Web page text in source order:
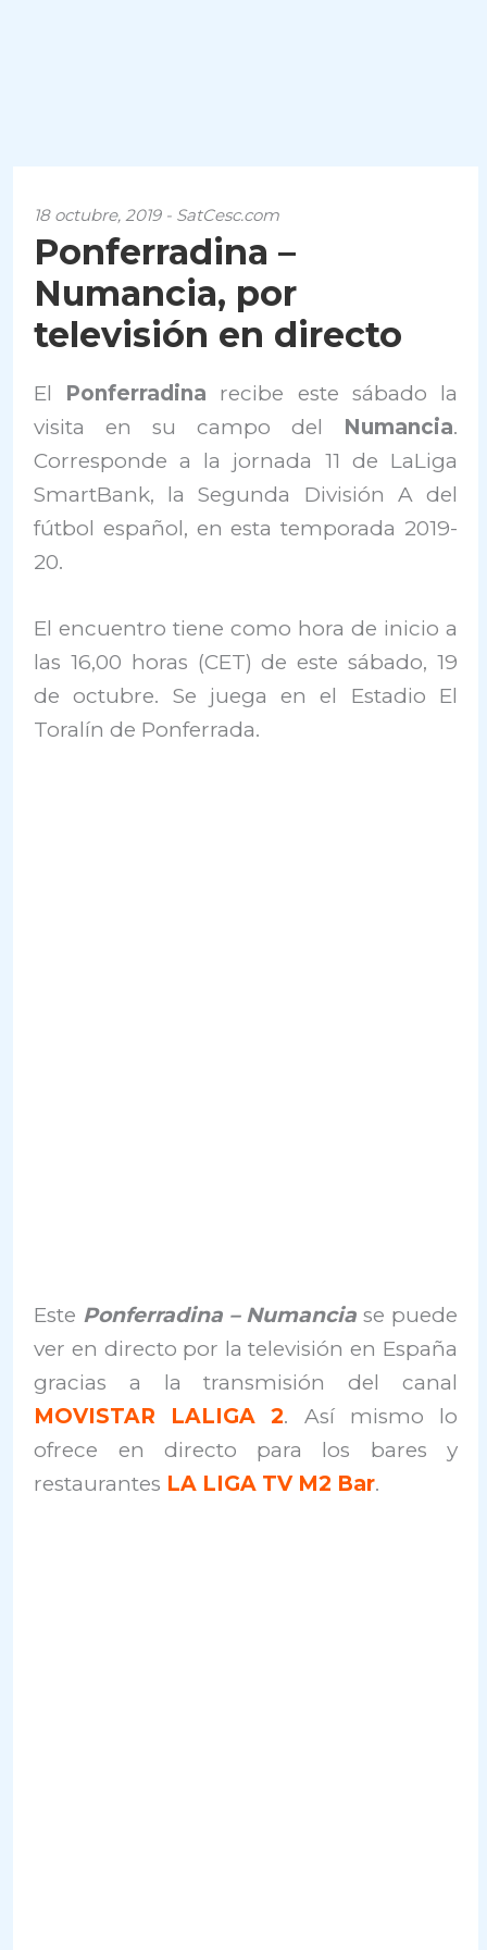
18 octubre, 2019 - SatCesc.com
Ponferradina –
Numancia, por
televisión en directo
El Ponferradina recibe este sábado la
visita en su campo del Numancia.
Corresponde a la jornada 11 de LaLiga
SmartBank, la Segunda División A del
fútbol español, en esta temporada 2019-
20.
El encuentro tiene como hora de inicio a
las 16,00 horas (CET) de este sábado, 19
de octubre. Se juega en el Estadio El
Toralín de Ponferrada.
Este Ponferradina – Numanciase puede
ver en directo por la televisión en España
gracias a la transmisión del canal
MOVISTAR LALIGA 2. Así mismo lo
ofrece en directo para los bares y
restaurantes LA LIGA TV M2 Bar.